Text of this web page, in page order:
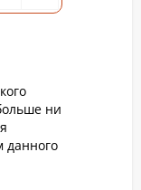
ни
данного